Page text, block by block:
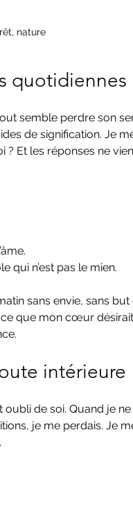
nature
quotidiennes
semble perdre son
de signification. Je
Et les réponses ne
qui n’est pas le mien.
sans envie, sans but
que mon cœur désirait
intérieure
de soi. Quand je
je me perdais. Je